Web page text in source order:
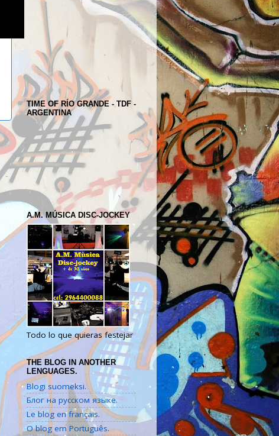
TIME OF RÍO GRANDE - TDF -
ARGENTINA
A.M. MÚSICA DISC-JOCKEY
Todo lo que quieras festejar
THE BLOG IN ANOTHER
LENGUAGES.
Blogi suomeksi.
Блог на русском языке.
Le blog en français.
O blog em Português.